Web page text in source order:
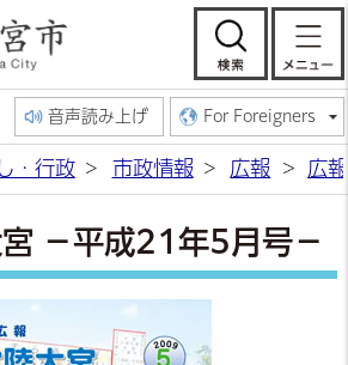
常陸大宮市公
検
音声読み上げ For Foreigners
・行政 市政情報 広報 広
－平成21年5月号－